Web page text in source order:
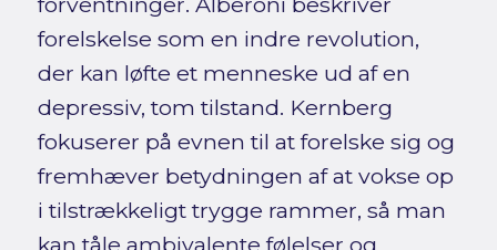
forelskelse som en indre revolution,
der kan løfte et menneske ud af en
depressiv, tom tilstand. Kernberg
fokuserer på evnen til at forelske sig og
fremhæver betydningen af at vokse op
i tilstrækkeligt trygge rammer, så man
kan tåle ambivalente følelser og